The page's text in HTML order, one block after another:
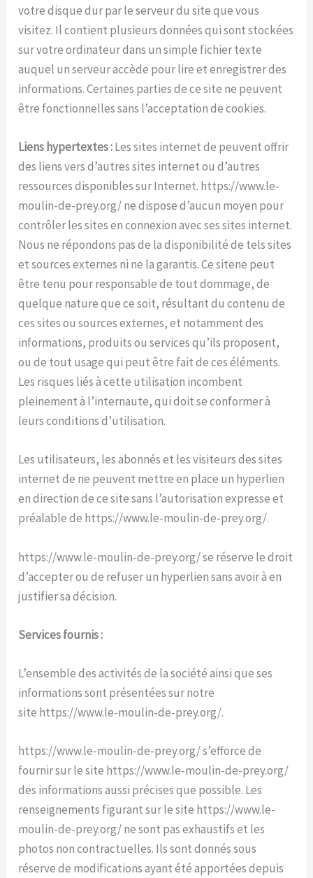
votre disque dur par le serveur du site que vous
visitez. Il contient plusieurs données qui sont stockées
sur votre ordinateur dans un simple fichier texte
auquel un serveur accède pour lire et enregistrer des
informations. Certaines parties de ce site ne peuvent
être fonctionnelles sans l’acceptation de cookies.
Liens hypertextes :Les sites internet de peuvent offrir
des liens vers d’autres sites internet ou d’autres
ressources disponibles sur Internet. https://www.le-
moulin-de-prey.org/ ne dispose d’aucun moyen pour
contrôler les sites en connexion avec ses sites internet.
Nous ne répondons pas de la disponibilité de tels sites
et sources externes ni ne la garantis. Ce sitene peut
être tenu pour responsable de tout dommage, de
quelque nature que ce soit, résultant du contenu de
ces sites ou sources externes, et notamment des
informations, produits ou services qu’ils proposent,
ou de tout usage qui peut être fait de ces éléments.
Les risques liés à cette utilisation incombent
pleinement à l’internaute, qui doit se conformer à
leurs conditions d’utilisation.
Les utilisateurs, les abonnés et les visiteurs des sites
internet de ne peuvent mettre en place un hyperlien
en direction de ce site sans l’autorisation expresse et
préalable de https://www.le-moulin-de-prey.org/.
https://www.le-moulin-de-prey.org/ se réserve le droit
d’accepter ou de refuser un hyperlien sans avoir à en
justifier sa décision.
Services fournis :
L’ensemble des activités de la société ainsi que ses
informations sont présentées sur notre
site https://www.le-moulin-de-prey.org/.
https://www.le-moulin-de-prey.org/ s’efforce de
fournir sur le site https://www.le-moulin-de-prey.org/
des informations aussi précises que possible. Les
renseignements figurant sur le site https://www.le-
moulin-de-prey.org/ ne sont pas exhaustifs et les
photos non contractuelles. Ils sont donnés sous
réserve de modifications ayant été apportées depuis